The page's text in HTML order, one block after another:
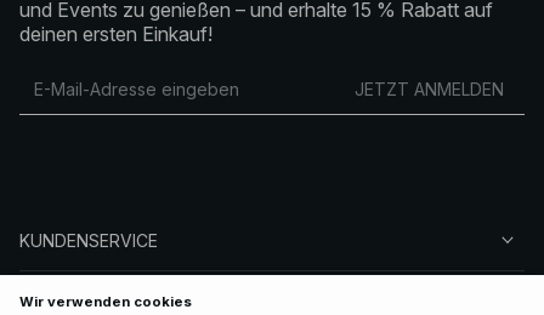
und Events zu genießen – und erhalte 15 % Rabatt auf
deinen ersten Einkauf!
JETZT ANMELDEN
KUNDENSERVICE
ÜBER NA-KD